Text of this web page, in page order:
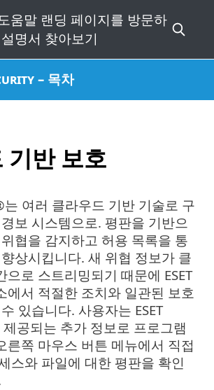
– 목차
기반 보호
는 여러 클라우드 기반 기술로 구
보 시스템으로. 평판을 기반으
협을 감지하고 허용 목록을 통
상시킵니다. 새 위협 정보가 클
으로 스트리밍되기 때문에 ESET
에서 적절한 조치와 일관된 보호
있습니다. 사용자는 ESET
공되는 추가 정보로 프로그램
른쪽 마우스 버튼 메뉴에서 직접
스와 파일에 대한 평판을 확인